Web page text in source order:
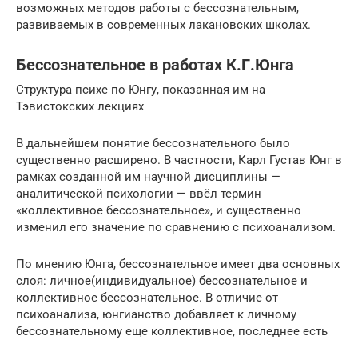
возможных методов работы с бессознательным,
развиваемых в современных лакановских школах.
Бессознательное в работах К.Г.Юнга
Структура психе по Юнгу, показанная им на
Тэвистокских лекциях
В дальнейшем понятие бессознательного было
существенно расширено. В частности, Карл Густав Юнг в
рамках созданной им научной дисциплины —
аналитической психологии — ввёл термин
«коллективное бессознательное», и существенно
изменил его значение по сравнению с психоанализом.
По мнению Юнга, бессознательное имеет два основных
слоя: личное(индивидуальное) бессознательное и
коллективное бессознательное. В отличие от
психоанализа, юнгианство добавляет к личному
бессознательному еще коллективное, последнее есть